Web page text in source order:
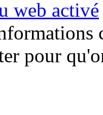
web activé
pour